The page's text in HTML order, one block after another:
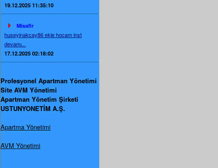
19.12.2025 11:35:10
Misafir
huseyinakcay86 ekle hocam inst
devamı...
17.12.2025 02:18:02
Profesyonel Apartman Yönetimi
Site AVM Yönetimi
Apartman Yönetim Şirketi
USTUNYONETİM A.Ş.
Apartma Yönetimi
AVM Yönetimi